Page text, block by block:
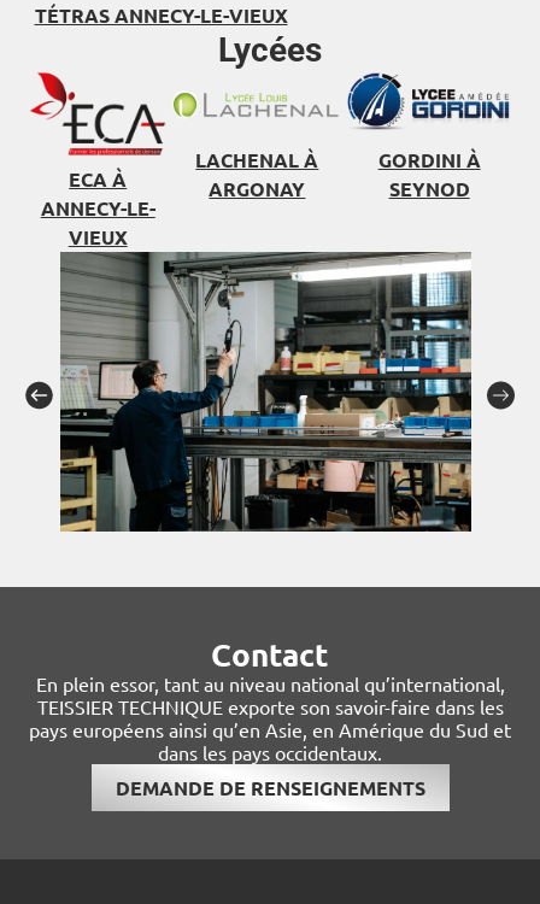
TÉTRAS ANNECY-LE-VIEUX
Lycées
ECA À
ANNECY-LE-
VIEUX
LACHENAL À
ARGONAY
GORDINI À
SEYNOD
Contact
En plein essor, tant au niveau national qu’international,
TEISSIER TECHNIQUE exporte son savoir-faire dans les
pays européens ainsi qu’en Asie, en Amérique du Sud et
dans les pays occidentaux.
DEMANDE DE RENSEIGNEMENTS